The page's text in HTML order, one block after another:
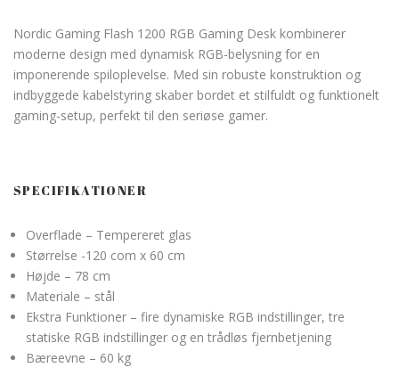
Nordic Gaming Flash 1200 RGB Gaming Desk kombinerer
moderne design med dynamisk RGB-belysning for en
imponerende spiloplevelse. Med sin robuste konstruktion og
indbyggede kabelstyring skaber bordet et stilfuldt og funktionelt
gaming-setup, perfekt til den seriøse gamer.
SPECIFIKATIONER
Overflade – Tempereret glas
Størrelse -120 com x 60 cm
Højde – 78 cm
Materiale – stål
Ekstra Funktioner – fire dynamiske RGB indstillinger, tre
statiske RGB indstillinger og en trådløs fjernbetjening
Bæreevne – 60 kg